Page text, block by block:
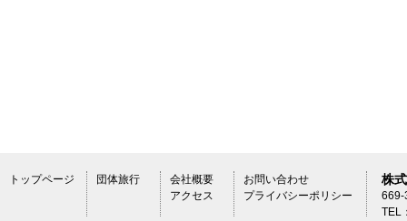
トップページ 団体旅行
会社概要
アクセス
お問い合わせ
プライバシーポリシー
株
669-
TEL